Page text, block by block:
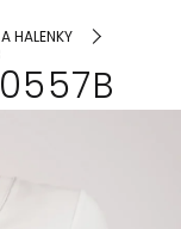
HALENKY